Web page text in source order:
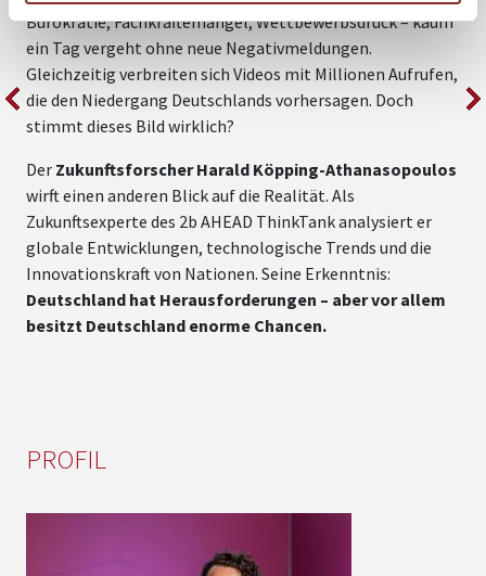
Bürokratie, Fachkräftemangel, Wettbewerbsdruck – kaum
ein Tag vergeht ohne neue Negativmeldungen.
Gleichzeitig verbreiten sich Videos mit Millionen Aufrufen,
die den Niedergang Deutschlands vorhersagen. Doch
stimmt dieses Bild wirklich?
Der Zukunftsforscher Harald Köpping-Athanasopoulos
wirft einen anderen Blick auf die Realität. Als
Zukunftsexperte des 2b AHEAD ThinkTank analysiert er
globale Entwicklungen, technologische Trends und die
Innovationskraft von Nationen. Seine Erkenntnis:
Deutschland hat Herausforderungen – aber vor allem
besitzt Deutschland enorme Chancen.
PROFIL